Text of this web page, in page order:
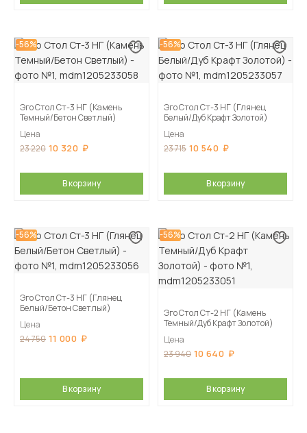
-56%
Эго Стол Ст-3 НГ (Камень
Темный/Бетон Светлый)
Цена
23 220 10 320
В корзину
-56%
Эго Стол Ст-3 НГ (Глянец
Белый/Дуб Крафт Золотой)
Цена
23 715 10 540
В корзину
-56%
Эго Стол Ст-3 НГ (Глянец
Белый/Бетон Светлый)
Цена
24 750 11 000
В корзину
-56%
Эго Стол Ст-2 НГ (Камень
Темный/Дуб Крафт Золотой)
Цена
23 940 10 640
В корзину